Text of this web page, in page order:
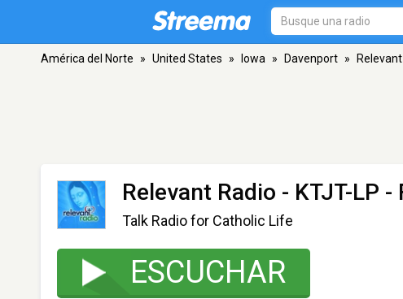
América del Norte » United States » Iowa » Davenport »
Relevant Radio - KTJT-LP -
Talk Radio for Catholic Life
ESCUCHAR